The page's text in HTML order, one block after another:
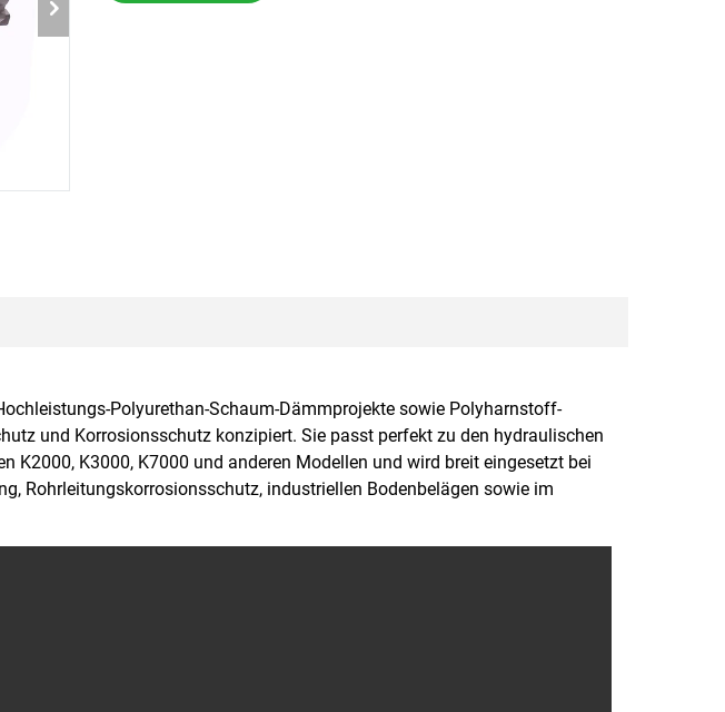
Polyurethan-Schaum-Dämmprojekte sowie Polyharnstoff-
und Korrosionsschutz konzipiert. Sie passt perfekt zu den hydraulischen
K2000, K3000, K7000 und anderen Modellen und wird breit eingesetzt bei
Rohrleitungskorrosionsschutz, industriellen Bodenbelägen sowie im